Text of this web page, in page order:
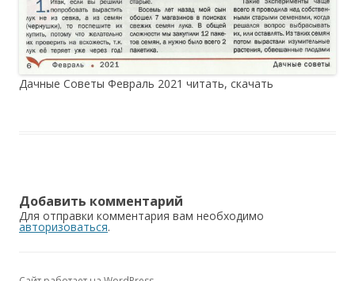
Дачные Советы Февраль 2021 читать, скачать
Добавить комментарий
Для отправки комментария вам необходимо
авторизоваться.